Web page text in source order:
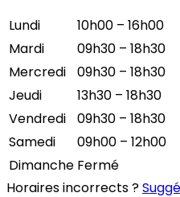
Lundi
10h00 – 16h00
Mardi
09h30 – 18h30
Mercredi
09h30 – 18h30
Jeudi
13h30 – 18h30
Vendredi
09h30 – 18h30
Samedi
09h00 – 12h00
Dimanche Fermé
Horaires incorrects ?